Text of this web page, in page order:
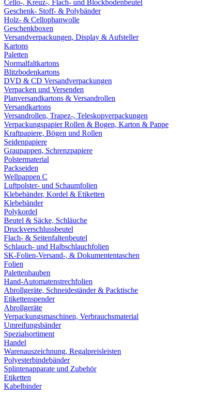
Cello-, Kreuz-, Flach- und Blockbodenbeutel
Geschenk- Stoff- & Polybänder
Holz- & Cellophanwolle
Geschenkboxen
Versandverpackungen, Display & Aufsteller
Kartons
Paletten
Normalfaltkartons
Blitzbodenkartons
DVD & CD Versandverpackungen
Verpacken und Versenden
Planversandkartons & Versandrollen
Versandkartons
Versandrollen, Trapez-, Teleskopverpackungen
Verpackungspapier Rollen & Bogen, Karton & Pappe
Kraftpapiere, Bögen und Rollen
Seidenpapiere
Graupappen, Schrenzpapiere
Polstermaterial
Packseiden
Wellpappen C
Luftpolster- und Schaumfolien
Klebebänder, Kordel & Etiketten
Klebebänder
Polykordel
Beutel & Säcke, Schläuche
Druckverschlussbeutel
Flach- & Seitenfaltenbeutel
Schlauch- und Halbschlauchfolien
SK-Folien-Versand-, & Dokumententaschen
Folien
Palettenhauben
Hand-Automatenstrechfolien
Abrollgeräte, Schneideständer & Packtische
Etikettenspender
Abrollgeräte
Verpackungsmaschinen, Verbrauchsmaterial
Umreifungsbänder
Spezialsortiment
Handel
Warenauszeichnung, Regalpreisleisten
Polyesterbindebänder
Splintenapparate und Zubehör
Etiketten
Kabelbinder